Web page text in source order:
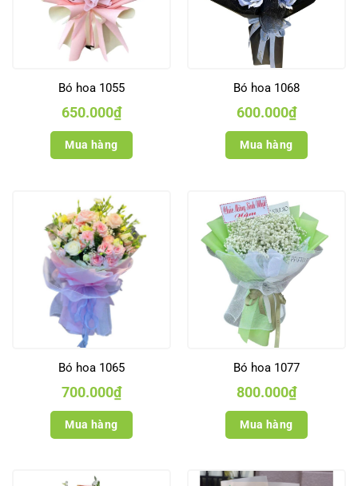
Bó hoa 1055
650.000₫
Mua hàng
Bó hoa 1068
600.000₫
Mua hàng
Bó hoa 1065
700.000₫
Mua hàng
Bó hoa 1077
800.000₫
Mua hàng